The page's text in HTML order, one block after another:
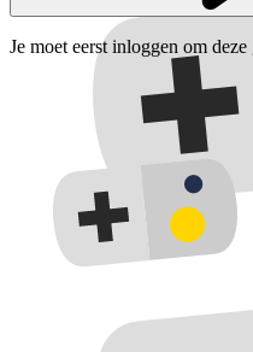
Je moet eerst inloggen om